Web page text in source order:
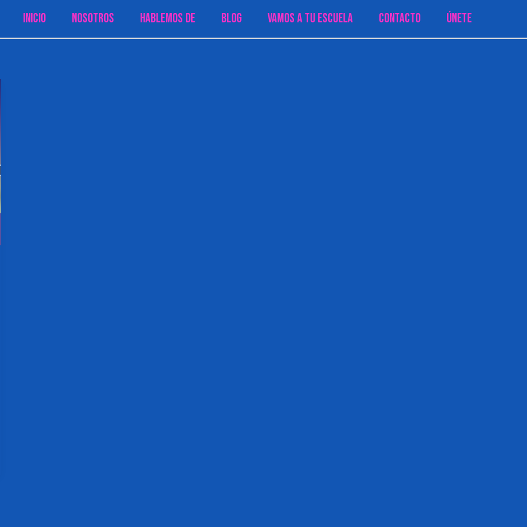
Inicio Nosotros Hablemos de Blog Vamos a tu Escuela Contacto Únete